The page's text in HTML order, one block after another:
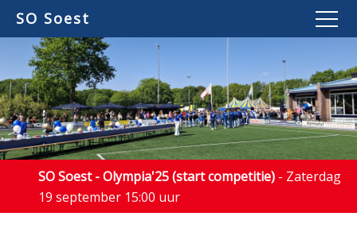
SO Soest
SO Soest - Olympia'25 (start competitie) - Zaterdag
19 september 15:00 uur